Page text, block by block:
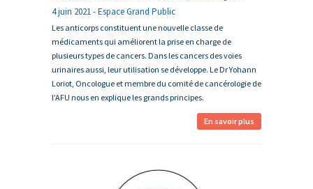
4 juin 2021 - Espace Grand Public
Les anticorps constituent une nouvelle classe de
médicaments qui améliorent la prise en charge de
plusieurs types de cancers. Dans les cancers des voies
urinaires aussi, leur utilisation se développe. Le Dr Yohann
Loriot, Oncologue et membre du comité de cancérologie de
l’AFU nous en explique les grands principes.
En savoir plus